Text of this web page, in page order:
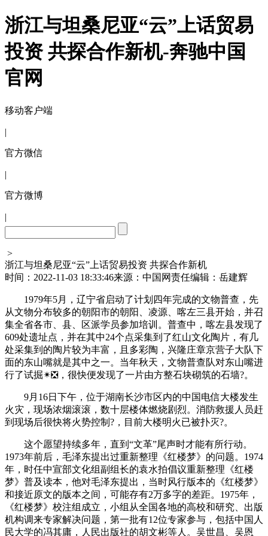
浙江与坦桑尼亚“云”上话贸易
投资 共探合作新机-奔驰中国
官网
移动客户端
|
官方微信
|
官方微博
|
>
浙江与坦桑尼亚“云”上话贸易投资 共探合作新机
时间：2022-11-03 18:33:46来源：中国网责任编辑：岳建辉
1979年5月，辽宁省启动了计划四年完成的文物普查，先
从文物分布较多的朝阳市的朝阳、凌源、喀左三县开始，并召
集全省各市、县、区派学员参加培训。普查中，喀左县发现了
609处遗址点，并在其中24个点采集到了红山文化陶片，有几
处采集到的陶片较为丰富，且多彩陶，兴隆庄章京营子大队下
面的东山嘴就是其中之一。当年秋天，文物普查队对东山嘴进
行了试掘✴❎，很快便发现了一片由方整石块砌筑的石墙?。
9月16日下午，位于湖南长沙市区内的中国电信大楼发生
火灾，现场浓烟滚滚，数十层楼体燃烧剧烈。消防救援人员赶
到现场后很快将火势控制?，目前大楼明火已被扑灭?。
这个愿望持续多年，直到“文革”尾声时才能有所行动。
1973年前后，毛泽东提出过重新整理《红楼梦》的问题。1974
年，时任中宣部文化组副组长的袁水拍倡议重新整理《红楼
梦》普及读本，他对毛泽东提出，当时风行版本的《红楼梦》
和接近原文的版本之间，可能存有2万多字的差距。1975年，
《红楼梦》校注组成立，小组从全国各地的高校和研究、出版
机构调来专家解决问题，第一批有12位专家参与，包括中国人
民大学的冯其庸，人民出版社的胡文彬等人。吴世昌、吴恩